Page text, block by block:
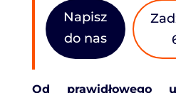
Napisz
do nas
Od prawidłowego